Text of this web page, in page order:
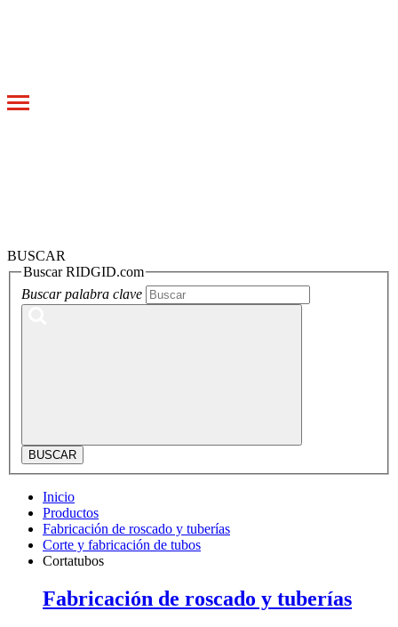
Toggle
BUSCAR
Buscar RIDGID.com
Buscar palabra clave
BUSCAR
Inicio
Productos
Fabricación de roscado y tuberías
Corte y fabricación de tubos
Cortatubos
Fabricación de roscado y tuberías